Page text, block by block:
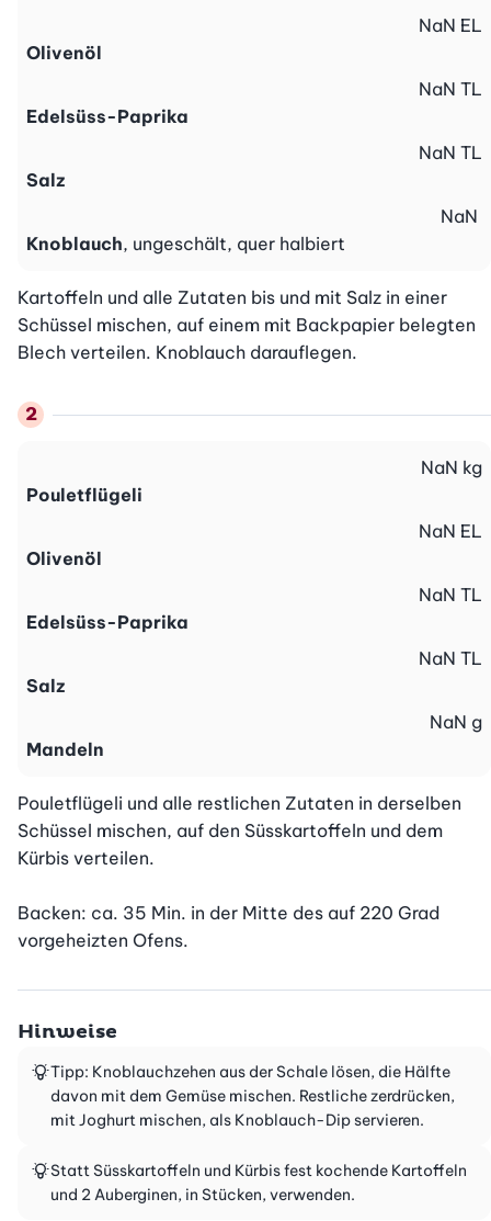
Olivenöl
NaN EL
Edelsüss-Paprika
NaN TL
Salz
NaN TL
Knoblauch, ungeschält, quer halbiert
NaN
Kartoffeln und alle Zutaten bis und mit Salz in einer
Schüssel mischen, auf einem mit Backpapier belegten
Blech verteilen. Knoblauch darauflegen.
Pouletflügeli
NaN kg
Olivenöl
NaN EL
Edelsüss-Paprika
NaN TL
Salz
NaN TL
Mandeln
NaN g
Pouletflügeli und alle restlichen Zutaten in derselben
Schüssel mischen, auf den Süsskartoffeln und dem
Kürbis verteilen.
Backen: ca. 35 Min. in der Mitte des auf 220 Grad
vorgeheizten Ofens.
Hinweise
Tipp: Knoblauchzehen aus der Schale lösen, die Hälfte
davon mit dem Gemüse mischen. Restliche zerdrücken,
mit Joghurt mischen, als Knoblauch-Dip servieren.
Statt Süsskartoffeln und Kürbis fest kochende Kartoffeln
und 2 Auberginen, in Stücken, verwenden.